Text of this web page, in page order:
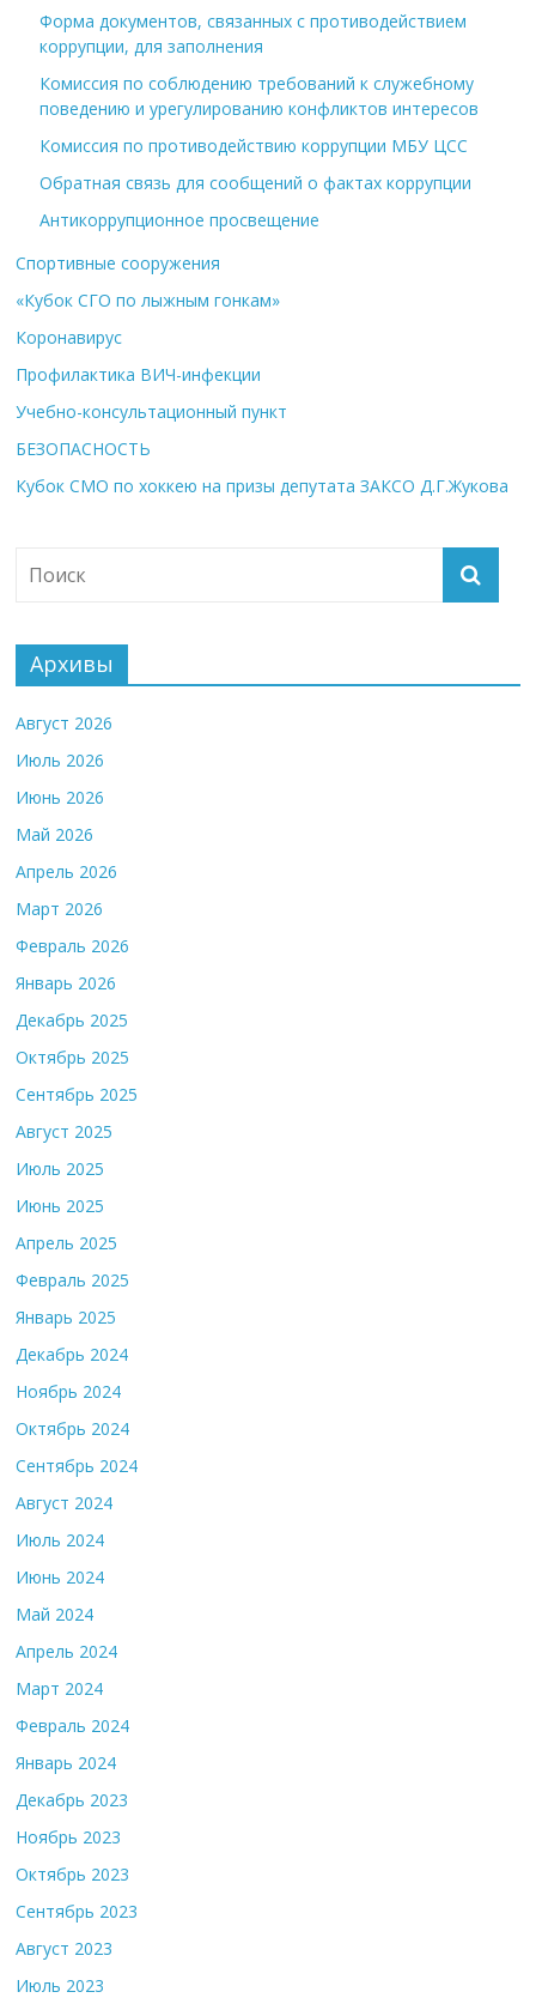
Форма документов, связанных с противодействием
коррупции, для заполнения
Комиссия по соблюдению требований к служебному
поведению и урегулированию конфликтов интересов
Комиссия по противодействию коррупции МБУ ЦСС
Обратная связь для сообщений о фактах коррупции
Антикоррупционное просвещение
Спортивные сооружения
«Кубок СГО по лыжным гонкам»
Коронавирус
Профилактика ВИЧ-инфекции
Учебно-консультационный пункт
БЕЗОПАСНОСТЬ
Кубок СМО по хоккею на призы депутата ЗАКСО Д.Г.Жукова
Архивы
Август 2026
Июль 2026
Июнь 2026
Май 2026
Апрель 2026
Март 2026
Февраль 2026
Январь 2026
Декабрь 2025
Октябрь 2025
Сентябрь 2025
Август 2025
Июль 2025
Июнь 2025
Апрель 2025
Февраль 2025
Январь 2025
Декабрь 2024
Ноябрь 2024
Октябрь 2024
Сентябрь 2024
Август 2024
Июль 2024
Июнь 2024
Май 2024
Апрель 2024
Март 2024
Февраль 2024
Январь 2024
Декабрь 2023
Ноябрь 2023
Октябрь 2023
Сентябрь 2023
Август 2023
Июль 2023